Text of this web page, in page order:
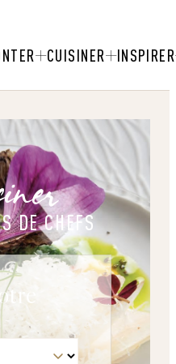
CUISINER INSPIRER
DE CHEFS